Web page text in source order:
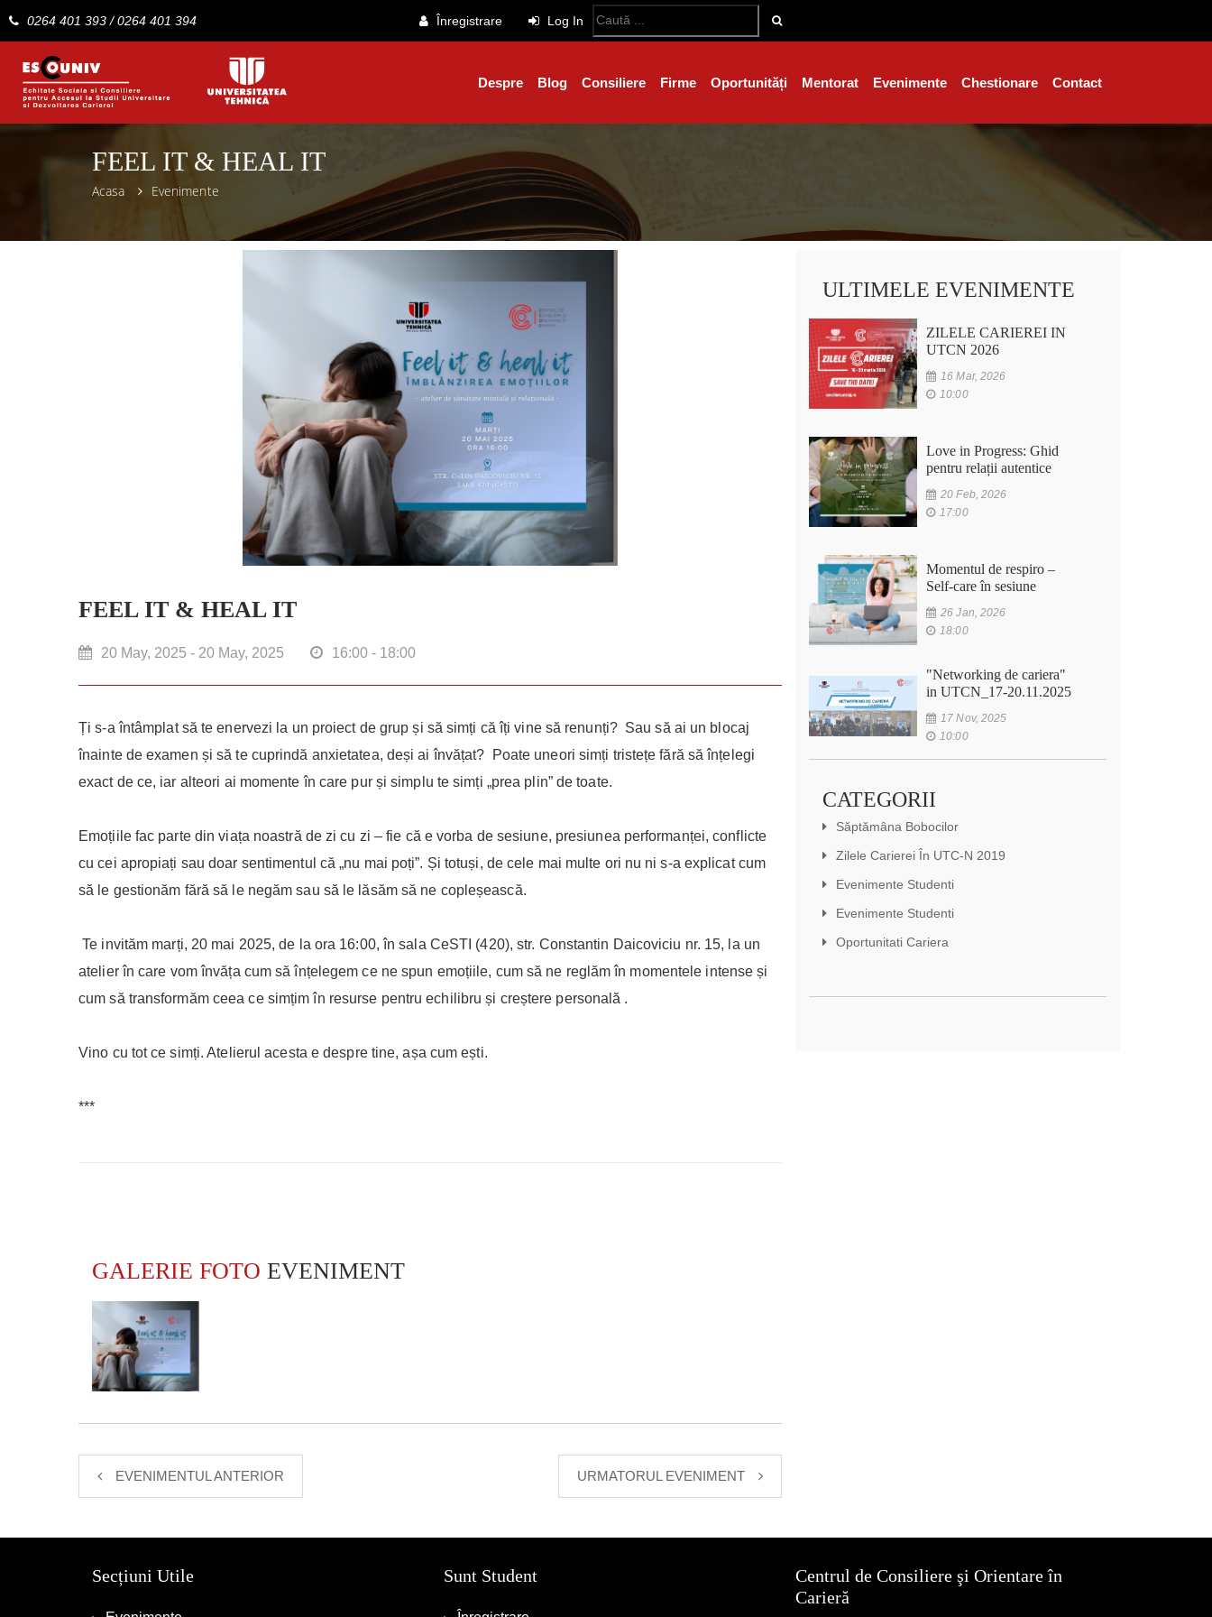
0264 401 393 / 0264 401 394 Înregistrare Log In
Despre Blog Consiliere Firme Oportunități Mentorat Evenimente Chestionare Contact
FEEL IT & HEAL IT
Acasa Evenimente
FEEL IT & HEAL IT
20 May, 2025 - 20 May, 2025 16:00 - 18:00
Ți s-a întâmplat să te enervezi la un proiect de grup și să simți că îți vine să renunți? Sau să ai un blocaj
înainte de examen și să te cuprindă anxietatea, deși ai învățat? Poate uneori simți tristețe fără să înțelegi
exact de ce, iar alteori ai momente în care pur și simplu te simți „prea plin” de toate.
Emoțiile fac parte din viața noastră de zi cu zi – fie că e vorba de sesiune, presiunea performanței, conflicte
cu cei apropiați sau doar sentimentul că „nu mai poți”. Și totuși, de cele mai multe ori nu ni s-a explicat cum
să le gestionăm fără să le negăm sau să le lăsăm să ne copleșească.
Te invităm marți, 20 mai 2025, de la ora 16:00, în sala CeSTI (420), str. Constantin Daicoviciu nr. 15, la un
atelier în care vom învăța cum să înțelegem ce ne spun emoțiile, cum să ne reglăm în momentele intense și
cum să transformăm ceea ce simțim în resurse pentru echilibru și creștere personală .
Vino cu tot ce simți. Atelierul acesta e despre tine, așa cum ești.
***
GALERIE FOTO EVENIMENT
EVENIMENTUL ANTERIOR URMATORUL EVENIMENT
ULTIMELE EVENIMENTE
ZILELE CARIEREI IN
UTCN 2026
16 Mar, 2026
10:00
Love in Progress: Ghid
pentru relații autentice
20 Feb, 2026
17:00
Momentul de respiro –
Self-care în sesiune
26 Jan, 2026
18:00
"Networking de cariera"
in UTCN_17-20.11.2025
17 Nov, 2025
10:00
CATEGORII
Săptămâna Bobocilor
Zilele Carierei În UTC-N 2019
Evenimente Studenti
Evenimente Studenti
Oportunitati Cariera
Secțiuni Utile Sunt Student
Centrul de Consiliere şi Orientare în
Carieră